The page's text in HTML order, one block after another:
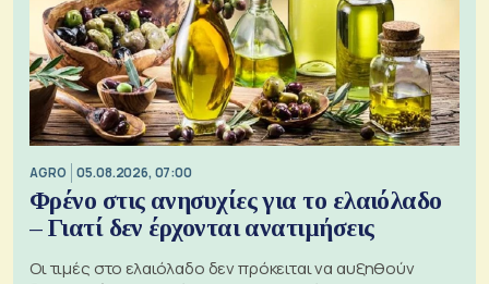
AGRO 05.08.2026, 07:00
Φρένο στις ανησυχίες για το ελαιόλαδο
– Γιατί δεν έρχονται ανατιμήσεις
Οι τιμές στο ελαιόλαδο δεν πρόκειται να αυξηθούν